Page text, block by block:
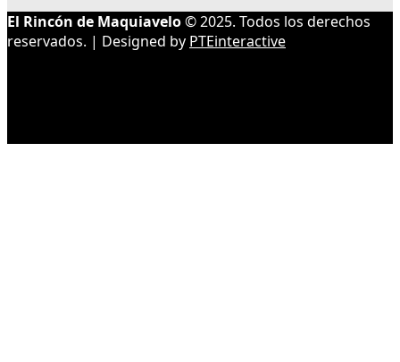
El Rincón de Maquiavelo© 2025. Todos los derechos
reservados. | Designed by PTEinteractive